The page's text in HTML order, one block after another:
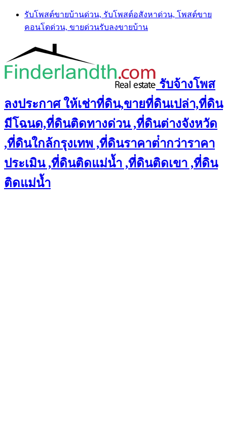
Skip
content
รับโพสต์ขายบ้านด่วน, รับโพสต์อสังหาด่วน, โพสต์ขาย
คอนโดด่วน, ขายด่วนรับลงขายบ้าน
รับจ้างโพส
ลงประกาศ ให้เช่าที่ดิน,ขายที่ดินเปล่า,ที่ดิน
มีโฉนด,ที่ดินติดทางด่วน ,ที่ดินต่างจังหวัด
,ที่ดินใกล้กรุงเทพ ,ที่ดินราคาต่ํากว่าราคา
ประเมิน ,ที่ดินติดแม่น้ำ ,ที่ดินติดเขา ,ที่ดิน
ติดแม่น้ำ